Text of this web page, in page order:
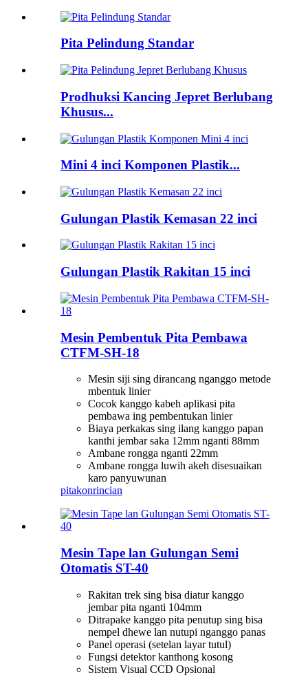
Pita Pelindung Standar
Prodhuksi Kancing Jepret Berlubang
Khusus...
Mini 4 inci Komponen Plastik...
Gulungan Plastik Kemasan 22 inci
Gulungan Plastik Rakitan 15 inci
Mesin Pembentuk Pita Pembawa
CTFM-SH-18
Mesin siji sing dirancang nganggo metode
mbentuk linier
Cocok kanggo kabeh aplikasi pita
pembawa ing pembentukan linier
Biaya perkakas sing ilang kanggo papan
kanthi jembar saka 12mm nganti 88mm
Ambane rongga nganti 22mm
Ambane rongga luwih akeh disesuaikan
karo panyuwunan
pitakonrincian
Mesin Tape lan Gulungan Semi
Otomatis ST-40
Rakitan trek sing bisa diatur kanggo
jembar pita nganti 104mm
Ditrapake kanggo pita penutup sing bisa
nempel dhewe lan nutupi nganggo panas
Panel operasi (setelan layar tutul)
Fungsi detektor kanthong kosong
Sistem Visual CCD Opsional